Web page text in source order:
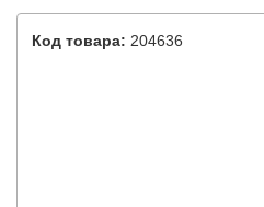
Код товара: 204636